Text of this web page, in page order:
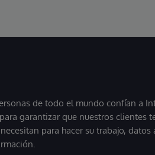
de todo el mundo confían a
garantizar que nuestros clientes
para hacer su trabajo,